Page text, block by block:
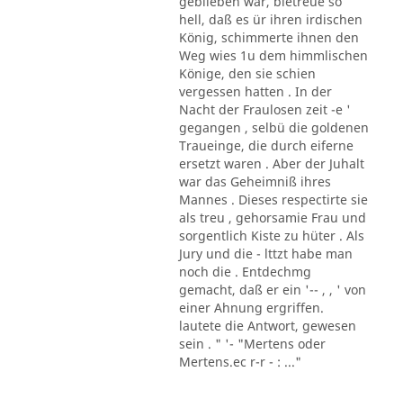
hell, daß es ür ihren irdischen
König, schimmerte ihnen den
Weg wies 1u dem himmlischen
Könige, den sie schien
vergessen hatten . In der
Nacht der Fraulosen zeit -e '
gegangen , selbü die goldenen
Traueinge, die durch eiferne
ersetzt waren . Aber der Juhalt
war das Geheimniß ihres
Mannes . Dieses respectirte sie
als treu , gehorsamie Frau und
sorgentlich Kiste zu hüter . Als
Jury und die - lttzt habe man
noch die . Entdechmg
gemacht, daß er ein '-- , , ' von
einer Ahnung ergriffen.
lautete die Antwort, gewesen
sein . " '- "Mertens oder
Mertens.ec r-r - : ..."